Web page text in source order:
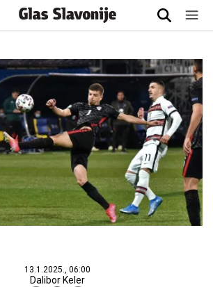
13.1.2025., 06:00
Dalibor Keler